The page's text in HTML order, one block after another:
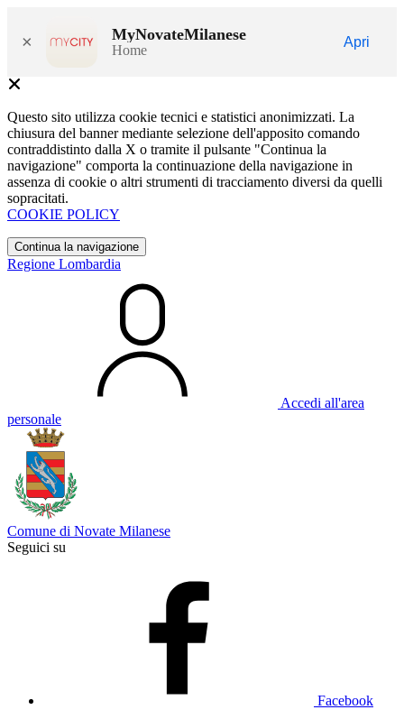
× MyNovateMilanese
Home
Apri
Questo sito utilizza cookie tecnici e statistici anonimizzati. La
chiusura del banner mediante selezione dell'apposito comando
contraddistinto dalla X o tramite il pulsante "Continua la
navigazione" comporta la continuazione della navigazione in
assenza di cookie o altri strumenti di tracciamento diversi da quelli
sopracitati.
COOKIE POLICY
Continua la navigazione
Regione Lombardia
Accedi all'area
personale
Comune di Novate Milanese
Seguici su
Facebook